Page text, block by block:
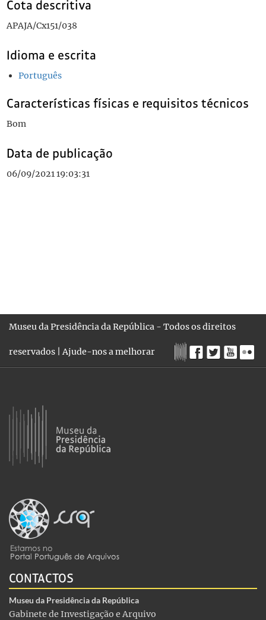
Cota descritiva
APAJA/Cx151/038
Idioma e escrita
Português
Características físicas e requisitos técnicos
Bom
Data de publicação
06/09/2021 19:03:31
Museu da Presidência da República - Todos os direitos
reservados |Ajude-nos a melhorar
CONTACTOS
Museu da Presidência da República
Gabinete de Investigação e Arquivo